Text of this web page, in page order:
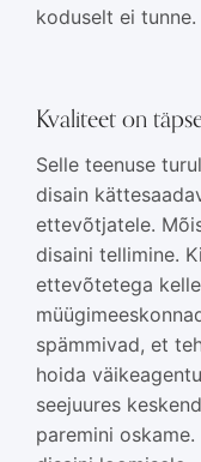
koduselt ei tunne.
Kvaliteet on
Selle teenuse
disain
ettevõtjatele.
disaini tellimine.
ettevõtetega
spämmivad, et
hoida
seejuures
paremini